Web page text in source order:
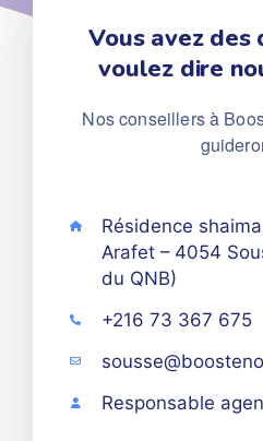
Vous avez des
voulez dire
Nos conseillers à
Résidence
Arafet – 4054
du QNB)
+216 73 367 675
Responsable